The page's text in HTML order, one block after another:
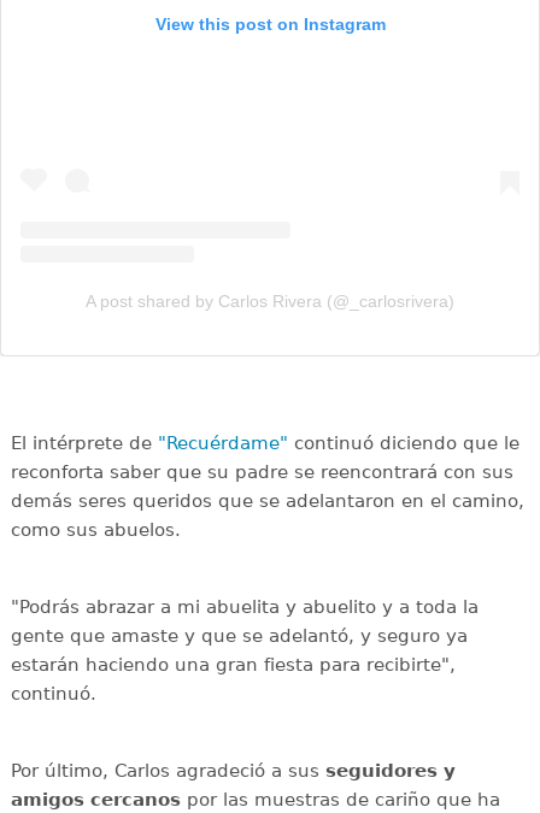
View this post on Instagram
A post shared by Carlos Rivera (@_carlosrivera)
El intérprete de "Recuérdame" continuó diciendo que le
reconforta saber que su padre se reencontrará con sus
demás seres queridos que se adelantaron en el camino,
como sus abuelos.
"Podrás abrazar a mi abuelita y abuelito y a toda la
gente que amaste y que se adelantó, y seguro ya
estarán haciendo una gran fiesta para recibirte",
continuó.
Por último, Carlos agradeció a sus seguidores y
amigos cercanospor las muestras de cariño que ha